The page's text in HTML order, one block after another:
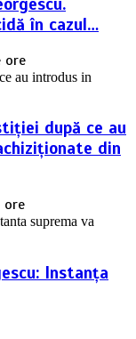
în cazul…
ore
după ce au
din
ore
Instanța